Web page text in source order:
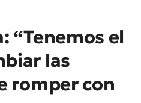
“Tenemos el
las
romper con